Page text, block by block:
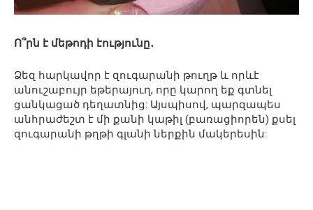
Ո՞րն է մեթոդի էությունը․
Ձեզ հարկավոր է զուգարանի թուղթ և որևէ
անուշաբույր եթերայուղ, որը կարող եք գտնել
ցանկացած դեղատնից: Այսպիսով, պարզապես
անհրաժեշտ է մի քանի կաթիլ (բառացիորեն) քսել
զուգարանի թղթի գլանի ներքին մակերեսին: